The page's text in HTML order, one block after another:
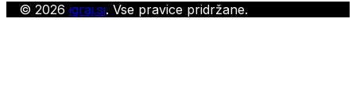
© 2026 igraj.si. Vse pravice pridržane.